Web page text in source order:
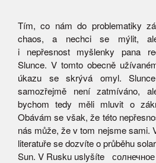
Tím, co nám do problematiky
chaos, a nechci se mýlit,
i nepřesnost myšlenky pana
Slunce. V tomto obecně
úkazu se skrývá omyl.
samozřejmě není zatmíváno,
bychom tedy měli mluvit o
Obávám se však, že této
nás může, že v tom nejsme sami.
literatuře se dozvíte o průběhu
Sun. V Rusku uslyšíte